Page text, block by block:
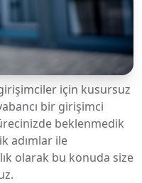
için kusursuz
bir girişimci
beklenmedik
adımlar ile
olarak bu konuda size